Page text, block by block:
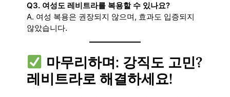
Q3. 여성도 레비트라를 복용할 수 있나요?
A. 여성 복용은 권장되지 않으며, 효과도 입증되지
않았습니다.
마무리하며: 강직도 고민?
레비트라로 해결하세요!